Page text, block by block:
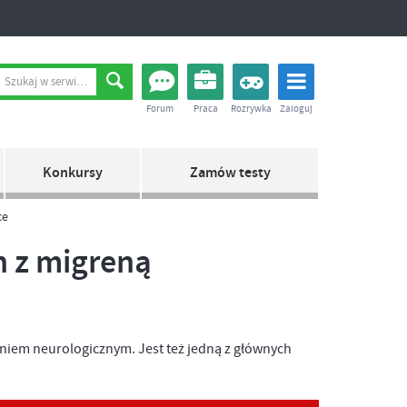
Konkursy Zamów testy
Forum Praca Rozrywka Zaloguj
z migreną
neurologicznym. Jest też jedną z głównych